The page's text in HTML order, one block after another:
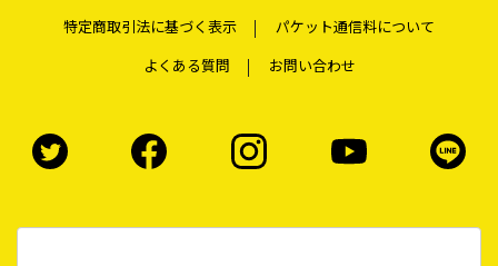
特定商取引法に基づく表示
パケット通信料について
よくある質問
お問い合わせ